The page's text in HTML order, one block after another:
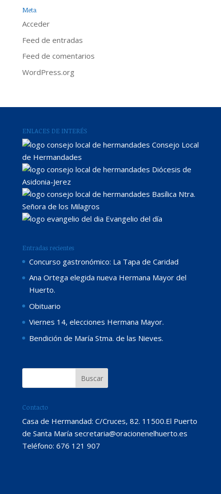
Meta
Acceder
Feed de entradas
Feed de comentarios
WordPress.org
ENLACES DE INTERÉS
Consejo Local
de Hermandades
Diócesis de
Asidonia-Jerez
Basílica Ntra.
Señora de los Milagros
Evangelio del día
Entradas recientes
Concurso gastronómico: La Tapa de Caridad
Ana Ortega elegida nueva Hermana Mayor del
Huerto.
Obituario
Viernes 14, elecciones Hermana Mayor.
Bendición de María Stma. de las Nieves.
Contacto
Casa de Hermandad: C/Cruces, 82. 11500.El Puerto
de Santa María secretaria@oracionenelhuerto.es
Teléfono: 676 121 907